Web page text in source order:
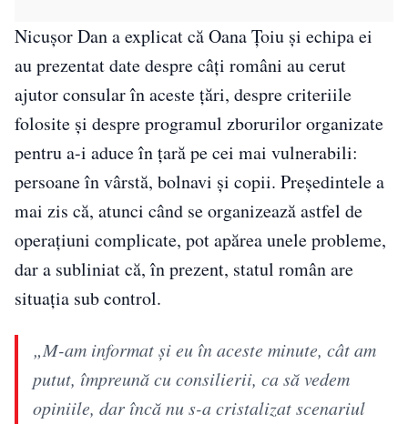
Nicuşor Dan a explicat că Oana Țoiu și echipa ei
au prezentat date despre câți români au cerut
ajutor consular în aceste țări, despre criteriile
folosite și despre programul zborurilor organizate
pentru a-i aduce în țară pe cei mai vulnerabili:
persoane în vârstă, bolnavi și copii. Președintele a
mai zis că, atunci când se organizează astfel de
operațiuni complicate, pot apărea unele probleme,
dar a subliniat că, în prezent, statul român are
situația sub control.
„M-am informat şi eu în aceste minute, cât am
putut, împreună cu consilierii, ca să vedem
opiniile, dar încă nu s-a cristalizat scenariul